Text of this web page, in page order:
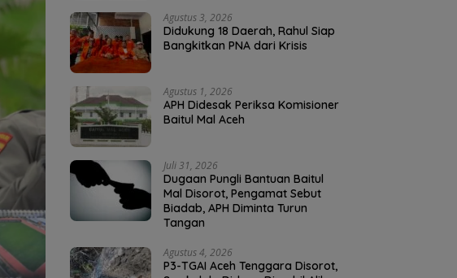
Agustus 3, 2026
Didukung 18 Daerah, Rahul Siap
Bangkitkan PNA dari Krisis
Agustus 1, 2026
APH Didesak Periksa Komisioner
Baitul Mal Aceh
Juli 31, 2026
Dugaan Pungli Bantuan Baitul
Mal Disorot, Pengamat Sebut
Biadab, APH Diminta Turun
Tangan
Agustus 4, 2026
P3-TGAI Aceh Tenggara Disorot,